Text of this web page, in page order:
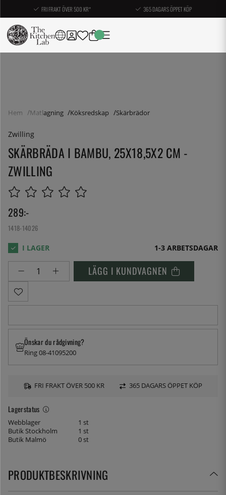
FRI FRAKT ÖVER 500 KR* 365 DAGARS ÖPPET KÖP
Hem Matlagning Köksredskap Skärbrädor
Zwilling
SKÄRBRÄDA I BAMBU, 25X18,5X2 CM -
ZWILLING
289:-
1418-14026
1-3 ARBETSDAGAR
LÄGG I KUNDVAGNEN
Lagerstatus
Webblager
1 st
Butik Stockholm
1 st
Butik Malmö
0 st
Önskar du rådgivning?
Ring 08-41095200
FRI FRAKT ÖVER 500 KR 365 DAGARS ÖPPET KÖP
PRODUKTBESKRIVNING